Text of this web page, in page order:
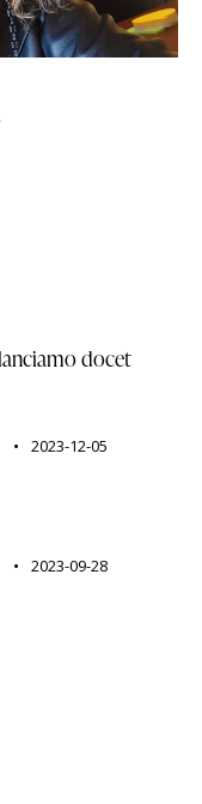
docet
2023-12-05
2023-09-28